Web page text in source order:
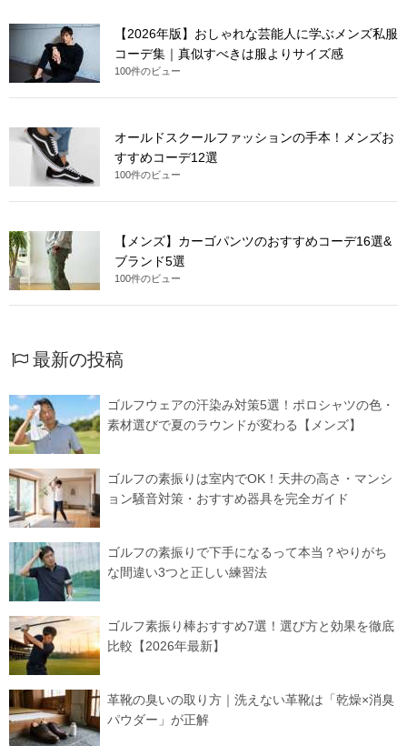
【2026年版】おしゃれな芸能人に学ぶメンズ私服
コーデ集｜真似すべきは服よりサイズ感
100件のビュー
オールドスクールファッションの手本！メンズお
すすめコーデ12選
100件のビュー
【メンズ】カーゴパンツのおすすめコーデ16選&
ブランド5選
100件のビュー
最新の投稿
ゴルフウェアの汗染み対策5選！ポロシャツの色・
素材選びで夏のラウンドが変わる【メンズ】
ゴルフの素振りは室内でOK！天井の高さ・マンシ
ョン騒音対策・おすすめ器具を完全ガイド
ゴルフの素振りで下手になるって本当？やりがち
な間違い3つと正しい練習法
ゴルフ素振り棒おすすめ7選！選び方と効果を徹底
比較【2026年最新】
革靴の臭いの取り方｜洗えない革靴は「乾燥×消臭
パウダー」が正解